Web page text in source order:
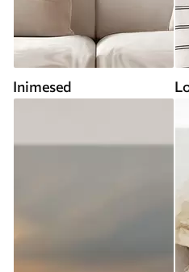
Inimesed